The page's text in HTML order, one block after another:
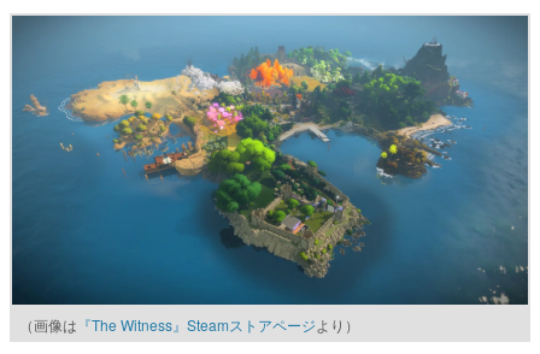
（画像は 『The Witness』Steamストアページより）